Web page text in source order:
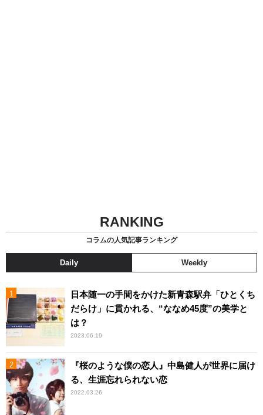
RANKING
コラムの人気記事ランキング
Daily Weekly
日本随一の手間をかけた新青森駅弁「ひとくち
だらけ」に貫かれる、“ななめ45度”の美学と
は？
2023.06.19
『桜のような僕の恋人』中島健人が世界に届け
る、生涯忘れられない恋
2022.03.26